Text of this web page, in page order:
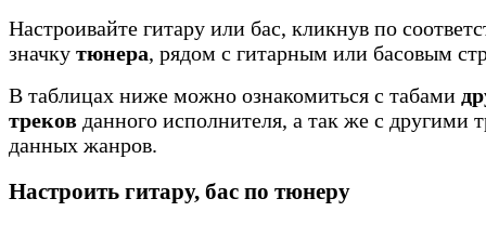
Настроивайте гитару или бас, кликнув по
значку тюнера, рядом с гитарным или басовым
В таблицах ниже можно ознакомиться с табами
треков данного исполнителя, а так же с другими
данных жанров.
Настроить гитару, бас по тюнеру